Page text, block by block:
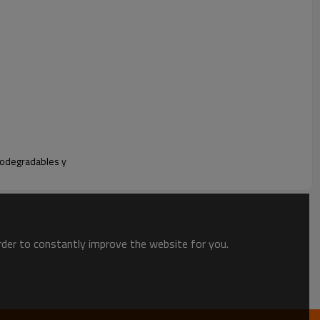
deben almacenarse al aire libre.
y
to constantly improve the website for you.